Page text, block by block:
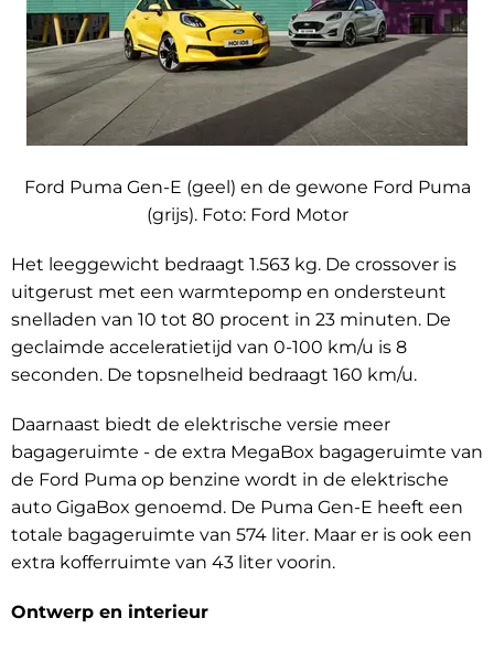
Ford Puma Gen-E (geel) en de gewone Ford Puma
(grijs). Foto: Ford Motor
Het leeggewicht bedraagt 1.563 kg. De crossover is
uitgerust met een warmtepomp en ondersteunt
snelladen van 10 tot 80 procent in 23 minuten. De
geclaimde acceleratietijd van 0-100 km/u is 8
seconden. De topsnelheid bedraagt 160 km/u.
Daarnaast biedt de elektrische versie meer
bagageruimte - de extra MegaBox bagageruimte van
de Ford Puma op benzine wordt in de elektrische
auto GigaBox genoemd. De Puma Gen-E heeft een
totale bagageruimte van 574 liter. Maar er is ook een
extra kofferruimte van 43 liter voorin.
Ontwerp en interieur